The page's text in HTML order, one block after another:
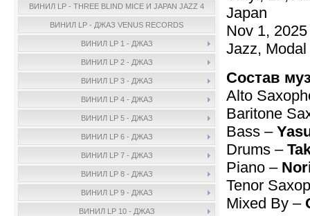
ВИНИЛ LP - THREE BLIND MICE И JAPAN JAZZ 4
ВИНИЛ LP - ДЖАЗ VENUS RECORDS
ВИНИЛ LP 1 - ДЖАЗ
ВИНИЛ LP 2 - ДЖАЗ
ВИНИЛ LP 3 - ДЖАЗ
ВИНИЛ LP 4 - ДЖАЗ
ВИНИЛ LP 5 - ДЖАЗ
ВИНИЛ LP 6 - ДЖАЗ
ВИНИЛ LP 7 - ДЖАЗ
ВИНИЛ LP 8 - ДЖАЗ
ВИНИЛ LP 9 - ДЖАЗ
ВИНИЛ LP 10 - ДЖАЗ
Japan
Nov 1, 2025
Jazz, Modal
Состав
Alto
Baritone
Bass –
Drums –
Piano –
Tenor
Mixed By –